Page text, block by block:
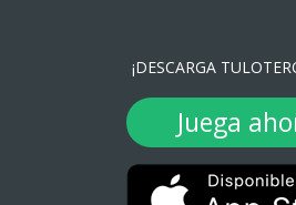
¡DESCARGA
Juega